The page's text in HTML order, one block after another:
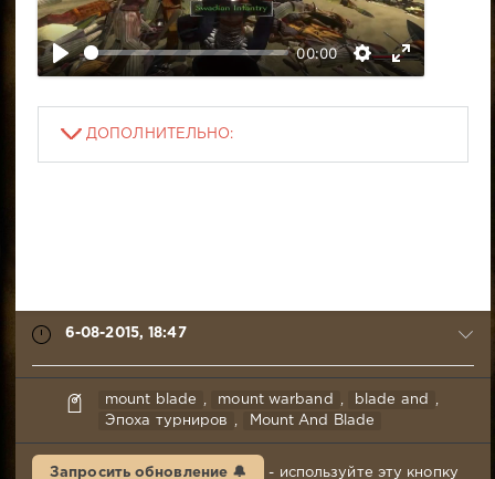
00:00
о
с
о
и
з
ДОПОЛНИТЕЛЬНО:
6-08-2015, 18:47
Mr.Awesome
08-
mount blade , mount warband , blade and
,
Эпоха турниров
, Mount And Blade
Запросить обновление 🔔 - используйте эту кнопку